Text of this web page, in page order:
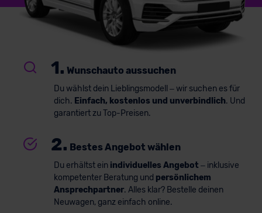
1. Wunschauto aussuchen
Du wählst dein Lieblingsmodell – wir suchen es für
dich. Einfach, kostenlos und unverbindlich. Und
garantiert zu Top-Preisen.
2. Bestes Angebot wählen
Du erhältst ein individuelles Angebot – inklusive
kompetenter Beratung und persönlichem
Ansprechpartner. Alles klar? Bestelle deinen
Neuwagen, ganz einfach online.